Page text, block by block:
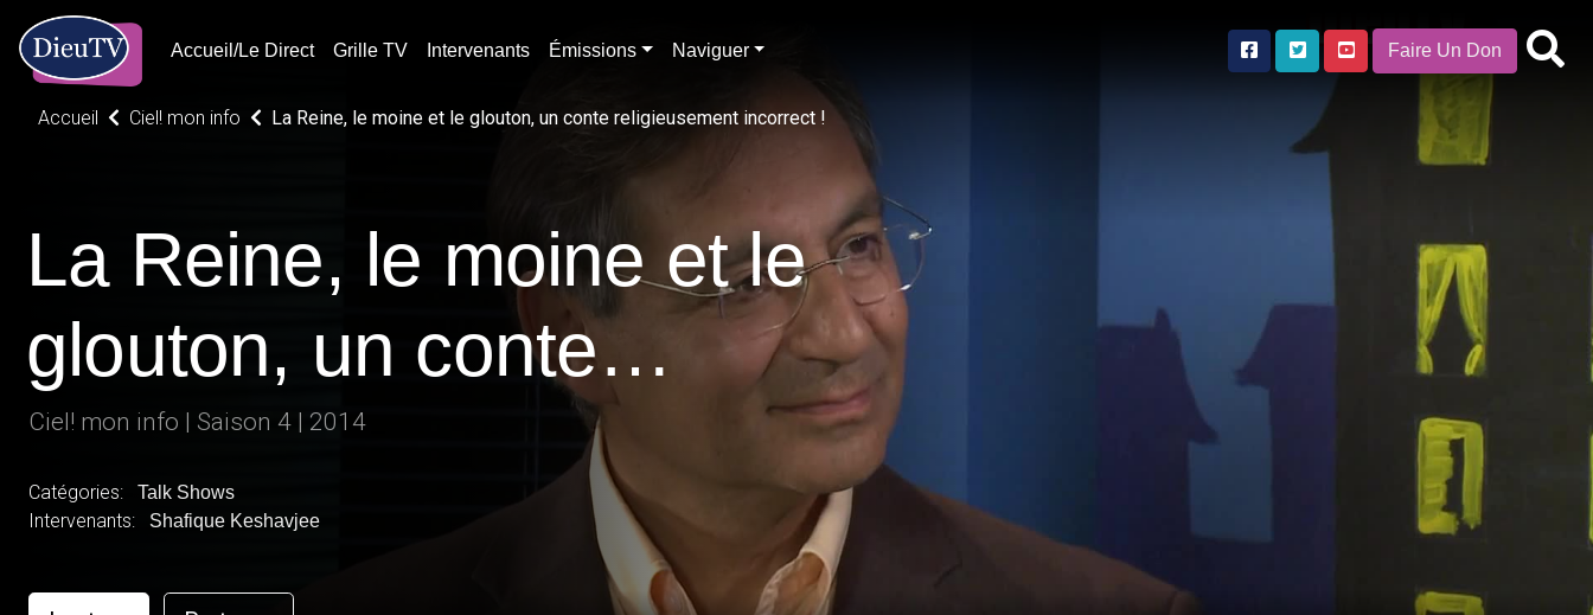
Accueil/Le Direct Grille TV Intervenants Émissions Naviguer Faire Un Don
Accueil Ciel! mon info La Reine, le moine et le glouton, un conte religieusement incorrect !
La Reine, le moine et le
glouton, un conte
religieusement incorrect !
Ciel! mon info | Saison 4 | 2014
Catégories: Talk Shows
Intervenants: Shafique Keshavjee